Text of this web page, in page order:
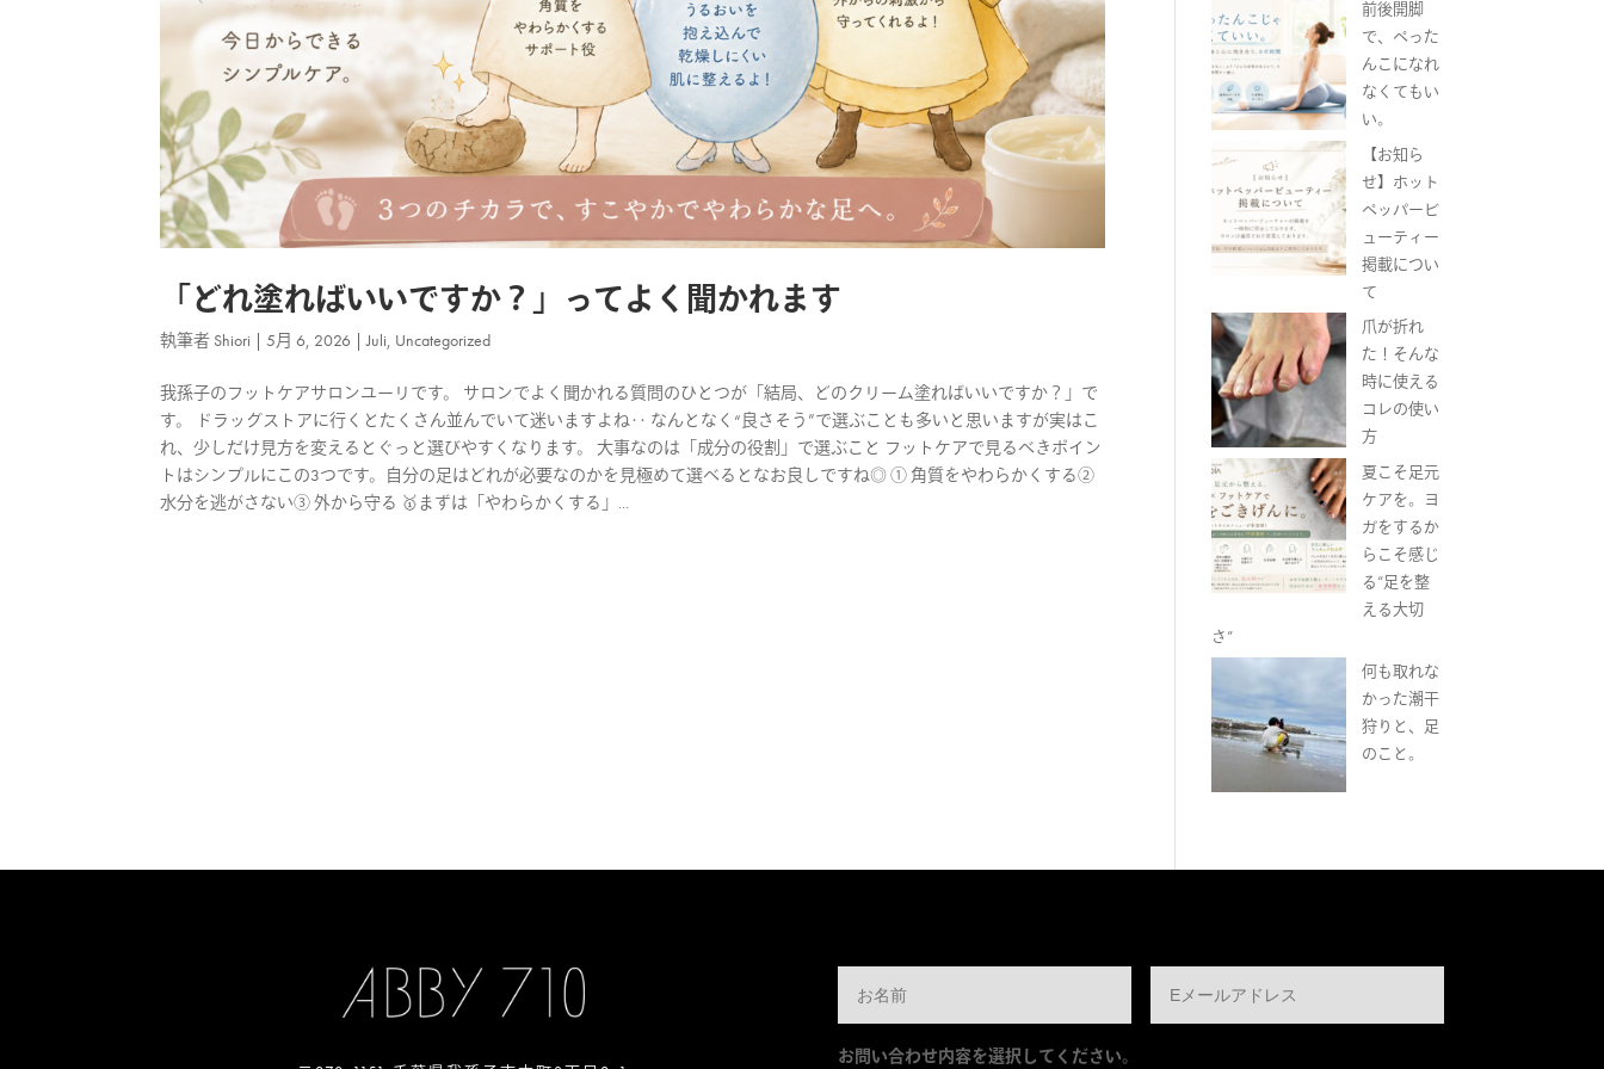
「どれ塗ればいいですか？」ってよく聞かれます
執筆者 Shiori |5月 6, 2026 |Juli, Uncategorized
我孫子のフットケアサロンユーリです。 サロンでよく聞かれる質問のひとつが「結局、どのクリーム塗ればいいですか？」で
す。 ドラッグストアに行くとたくさん並んでいて迷いますよね‥ なんとなく“良さそう”で選ぶことも多いと思いますが実はこ
れ、少しだけ見方を変えるとぐっと選びやすくなります。 大事なのは「成分の役割」で選ぶこと フットケアで見るべきポイン
トはシンプルにこの3つです。自分の足はどれが必要なのかを見極めて選べるとなお良しですね◎ ① 角質をやわらかくする②
水分を逃がさない③ 外から守る 🥇まずは「やわらかくする」...
前後開脚
で、ぺった
んこになれ
なくてもい
い。
【お知ら
せ】ホット
ペッパービ
ューティー
掲載につい
て
爪が折れ
た！そんな
時に使える
コレの使い
方
夏こそ足元
ケアを。ヨ
ガをするか
らこそ感じ
る“足を整
える大切
さ”
何も取れな
かった潮干
狩りと、足
のこと。
お問い合わせ内容を選択してください。